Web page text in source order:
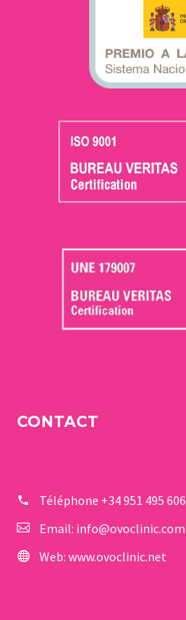
CONTACT
Téléphone +34 951 495 606
Email: info@ovoclinic.com
Web: www.ovoclinic.net